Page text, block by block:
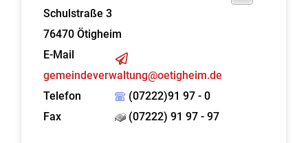
Schulstraße 3
76470 Ötigheim
E-Mail
gemeindeverwaltung@oetigheim.de
Telefon
(07222)91 97 - 0
Fax
(07222) 91 97 - 97